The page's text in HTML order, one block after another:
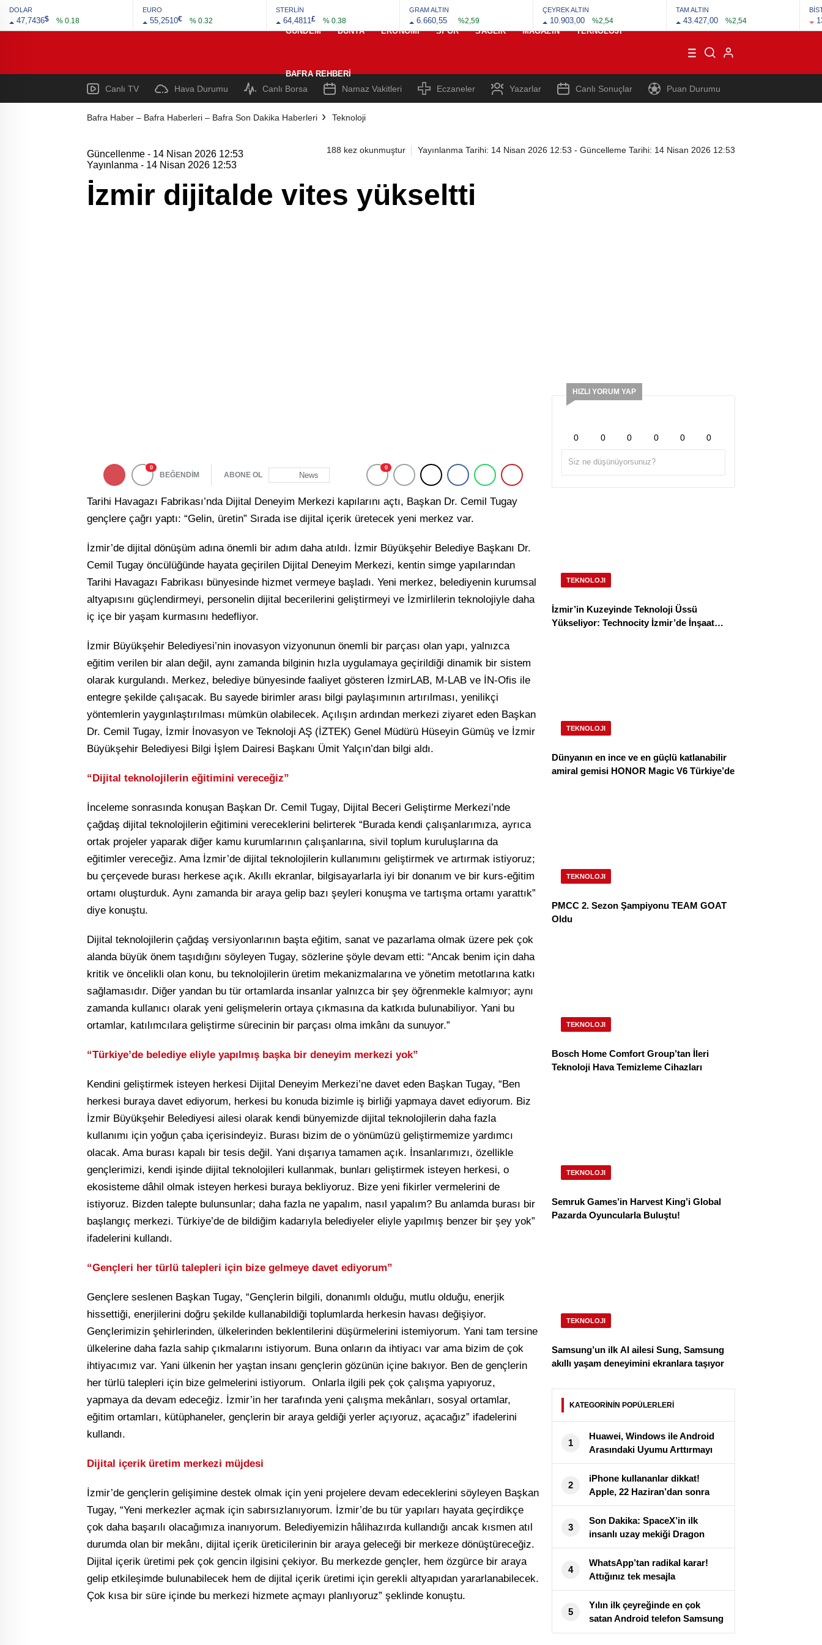
DOLAR
47,7436$ % 0.18
EURO
55,2510€ % 0.32
STERLİN
64,4811£ % 0.38
GRAM ALTIN
6.660,55 %2,59
ÇEYREK ALTIN
10.903,00 %2,54
TAM ALTIN
43.427,00 %2,54
GÜNDEM
DÜNYA EKONOMI SPOR SAĞLIK MAGAZIN TEKNOLOJI
BAFRA REHBERI
Canlı TV Hava Durumu Canlı Borsa Namaz Vakitleri Eczaneler Yazarlar Canlı Sonuçlar Puan Durumu
Bafra Haber – Bafra Haberleri – Bafra Son Dakika Haberleri Teknoloji
188 kez okunmuştur Yayınlanma Tarihi: 14 Nisan 2026 12:53 - Güncelleme Tarihi: 14 Nisan 2026 12:53
Güncellenme - 14 Nisan 2026 12:53
Yayınlanma - 14 Nisan 2026 12:53
İzmir dijitalde vites yükseltti
0
BEĞENDİM ABONE OL News
0
Tarihi Havagazı Fabrikası’nda Dijital Deneyim Merkezi kapılarını açtı, Başkan Dr. Cemil Tugay
gençlere çağrı yaptı: “Gelin, üretin” Sırada ise dijital içerik üretecek yeni merkez var.
İzmir’de dijital dönüşüm adına önemli bir adım daha atıldı. İzmir Büyükşehir Belediye Başkanı Dr.
Cemil Tugay öncülüğünde hayata geçirilen Dijital Deneyim Merkezi, kentin simge yapılarından
Tarihi Havagazı Fabrikası bünyesinde hizmet vermeye başladı. Yeni merkez, belediyenin kurumsal
altyapısını güçlendirmeyi, personelin dijital becerilerini geliştirmeyi ve İzmirlilerin teknolojiyle daha
iç içe bir yaşam kurmasını hedefliyor.
İzmir Büyükşehir Belediyesi’nin inovasyon vizyonunun önemli bir parçası olan yapı, yalnızca
eğitim verilen bir alan değil, aynı zamanda bilginin hızla uygulamaya geçirildiği dinamik bir sistem
olarak kurgulandı. Merkez, belediye bünyesinde faaliyet gösteren İzmirLAB, M-LAB ve İN-Ofis ile
entegre şekilde çalışacak. Bu sayede birimler arası bilgi paylaşımının artırılması, yenilikçi
yöntemlerin yaygınlaştırılması mümkün olabilecek. Açılışın ardından merkezi ziyaret eden Başkan
Dr. Cemil Tugay, İzmir İnovasyon ve Teknoloji AŞ (İZTEK) Genel Müdürü Hüseyin Gümüş ve İzmir
Büyükşehir Belediyesi Bilgi İşlem Dairesi Başkanı Ümit Yalçın’dan bilgi aldı.
“Dijital teknolojilerin eğitimini vereceğiz”
İnceleme sonrasında konuşan Başkan Dr. Cemil Tugay, Dijital Beceri Geliştirme Merkezi’nde
çağdaş dijital teknolojilerin eğitimini vereceklerini belirterek “Burada kendi çalışanlarımıza, ayrıca
ortak projeler yaparak diğer kamu kurumlarının çalışanlarına, sivil toplum kuruluşlarına da
eğitimler vereceğiz. Ama İzmir’de dijital teknolojilerin kullanımını geliştirmek ve artırmak istiyoruz;
bu çerçevede burası herkese açık. Akıllı ekranlar, bilgisayarlarla iyi bir donanım ve bir kurs-eğitim
ortamı oluşturduk. Aynı zamanda bir araya gelip bazı şeyleri konuşma ve tartışma ortamı yarattık”
diye konuştu.
Dijital teknolojilerin çağdaş versiyonlarının başta eğitim, sanat ve pazarlama olmak üzere pek çok
alanda büyük önem taşıdığını söyleyen Tugay, sözlerine şöyle devam etti: “Ancak benim için daha
kritik ve öncelikli olan konu, bu teknolojilerin üretim mekanizmalarına ve yönetim metotlarına katkı
sağlamasıdır. Diğer yandan bu tür ortamlarda insanlar yalnızca bir şey öğrenmekle kalmıyor; aynı
zamanda kullanıcı olarak yeni gelişmelerin ortaya çıkmasına da katkıda bulunabiliyor. Yani bu
ortamlar, katılımcılara geliştirme sürecinin bir parçası olma imkânı da sunuyor.”
“Türkiye’de belediye eliyle yapılmış başka bir deneyim merkezi yok”
Kendini geliştirmek isteyen herkesi Dijital Deneyim Merkezi’ne davet eden Başkan Tugay, “Ben
herkesi buraya davet ediyorum, herkesi bu konuda bizimle iş birliği yapmaya davet ediyorum. Biz
İzmir Büyükşehir Belediyesi ailesi olarak kendi bünyemizde dijital teknolojilerin daha fazla
kullanımı için yoğun çaba içerisindeyiz. Burası bizim de o yönümüzü geliştirmemize yardımcı
olacak. Ama burası kapalı bir tesis değil. Yani dışarıya tamamen açık. İnsanlarımızı, özellikle
gençlerimizi, kendi işinde dijital teknolojileri kullanmak, bunları geliştirmek isteyen herkesi, o
ekosisteme dâhil olmak isteyen herkesi buraya bekliyoruz. Bize yeni fikirler vermelerini de
istiyoruz. Bizden talepte bulunsunlar; daha fazla ne yapalım, nasıl yapalım? Bu anlamda burası bir
başlangıç merkezi. Türkiye’de de bildiğim kadarıyla belediyeler eliyle yapılmış benzer bir şey yok”
ifadelerini kullandı.
“Gençleri her türlü talepleri için bize gelmeye davet ediyorum”
Gençlere seslenen Başkan Tugay, “Gençlerin bilgili, donanımlı olduğu, mutlu olduğu, enerjik
hissettiği, enerjilerini doğru şekilde kullanabildiği toplumlarda herkesin havası değişiyor.
Gençlerimizin şehirlerinden, ülkelerinden beklentilerini düşürmelerini istemiyorum. Yani tam tersine
ülkelerine daha fazla sahip çıkmalarını istiyorum. Buna onların da ihtiyacı var ama bizim de çok
ihtiyacımız var. Yani ülkenin her yaştan insanı gençlerin gözünün içine bakıyor. Ben de gençlerin
her türlü talepleri için bize gelmelerini istiyorum. Onlarla ilgili pek çok çalışma yapıyoruz,
yapmaya da devam edeceğiz. İzmir’in her tarafında yeni çalışma mekânları, sosyal ortamlar,
eğitim ortamları, kütüphaneler, gençlerin bir araya geldiği yerler açıyoruz, açacağız” ifadelerini
kullandı.
Dijital içerik üretim merkezi müjdesi
İzmir’de gençlerin gelişimine destek olmak için yeni projelere devam edeceklerini söyleyen Başkan
Tugay, “Yeni merkezler açmak için sabırsızlanıyorum. İzmir’de bu tür yapıları hayata geçirdikçe
çok daha başarılı olacağımıza inanıyorum. Belediyemizin hâlihazırda kullandığı ancak kısmen atıl
durumda olan bir mekânı, dijital içerik üreticilerinin bir araya geleceği bir merkeze dönüştüreceğiz.
Dijital içerik üretimi pek çok gencin ilgisini çekiyor. Bu merkezde gençler, hem özgürce bir araya
gelip etkileşimde bulunabilecek hem de dijital içerik üretimi için gerekli altyapıdan yararlanabilecek.
Çok kısa bir süre içinde bu merkezi hizmete açmayı planlıyoruz” şeklinde konuştu.
HIZLI YORUM YAP
0 0 0 0 0 0
TEKNOLOJI
İzmir’in Kuzeyinde Teknoloji Üssü
Yükseliyor: Technocity İzmir’de İnşaat
TEKNOLOJI
Dünyanın en ince ve en güçlü katlanabilir
amiral gemisi HONOR Magic V6 Türkiye’de
TEKNOLOJI
PMCC 2. Sezon Şampiyonu TEAM GOAT
Oldu
TEKNOLOJI
Bosch Home Comfort Group’tan İleri
Teknoloji Hava Temizleme Cihazları
TEKNOLOJI
Semruk Games’in Harvest King’i Global
Pazarda Oyuncularla Buluştu!
TEKNOLOJI
Samsung’un ilk AI ailesi Sung, Samsung
akıllı yaşam deneyimini ekranlara taşıyor
KATEGORİNİN POPÜLERLERİ
1
Huawei, Windows ile Android
Arasındaki Uyumu Arttırmayı
Hedefliyor
2
iPhone kullananlar dikkat!
Apple, 22 Haziran’dan sonra
6S’ten düşük modellerin fişini
çekiyor
3
Son Dakika: SpaceX’in ilk
insanlı uzay mekiği Dragon
fırlatıldı
4
WhatsApp’tan radikal karar!
Attığınız tek mesajla
mahkemelik olabilirsiniz
5
Yılın ilk çeyreğinde en çok
satan Android telefon Samsung
Galaxy A51 oldu